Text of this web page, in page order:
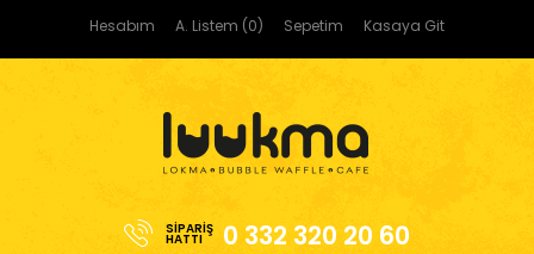
Hesabım A. Listem (0) Sepetim Kasaya Git
SIPARIŞ
HATTI 0 332 320 20 60